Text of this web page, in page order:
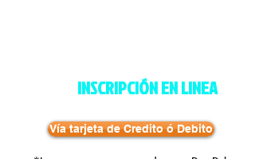
INSCRIPCIÓN EN LINEA
Vía tarjeta de Credito ó Debito